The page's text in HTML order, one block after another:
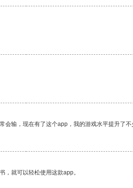
输，现在有了这个app，我的游戏水平提升了不
，就可以轻松使用这款app。